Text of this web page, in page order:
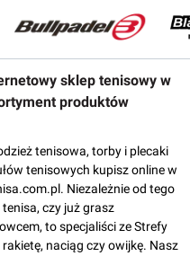
sklep tenisowy w
produktów
tenisowa, torby i plecaki
tenisowych kupisz online w
Niezależnie od tego
czy już grasz
to specjaliści ze Strefy
naciąg czy owijkę. Nasz